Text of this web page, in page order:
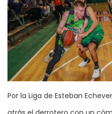
Por la Liga de Esteban